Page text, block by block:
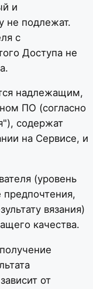
и
не подлежат.
с
Доступа не
надлежащим,
ПО (согласно
содержат
на Сервисе, и
(уровень
вязания)
качества.
от